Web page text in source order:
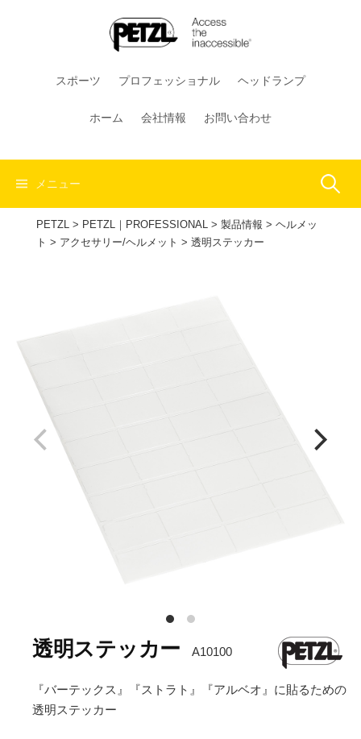
スポーツ プロフェッショナル ヘッドランプ
ホーム 会社情報 お問い合わせ
メニュー 検
PETZL > PETZL｜PROFESSIONAL > 製品情報 > ヘルメッ
ト > アクセサリー/ヘルメット > 透明ステッカー
透明ステッカー A10100
『バーテックス』『ストラト』『アルベオ』に貼るための
透明ステッカー